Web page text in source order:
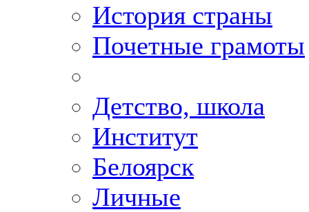
История страны
Почетные грамоты
Детство, школа
Институт
Белоярск
Личные